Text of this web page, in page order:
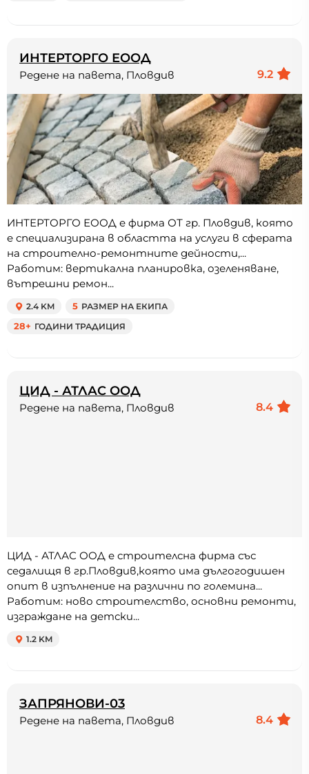
ИНТЕРТОРГО ЕООД
9.2
Редене на павета, Пловдив
ИНТЕРТОРГО ЕООД е фирма ОТ гр. Пловдив, която
е специализирана в областта на услуги в сферата
на строително-ремонтните дейности,...
Работим: вертикална планировка, озеленяване,
вътрешни ремон...
2.4 KM 5 РАЗМЕР НА ЕКИПА
28+ ГОДИНИ ТРАДИЦИЯ
ЦИД - АТЛАС ООД
8.4
Редене на павета, Пловдив
ЦИД - АТЛАС ООД е строителсна фирма със
седалищя в гр.Пловдив,която има дългогодишен
опит в изпълнение на различни по големина...
Работим: ново строителство, основни ремонти,
изграждане на детски...
1.2 KM
ЗАПРЯНОВИ-03
8.4
Редене на павета, Пловдив